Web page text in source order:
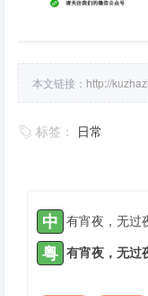
本文链接： http://
标签： 日常
中 有宵夜，无过
粤 有宵夜，无过